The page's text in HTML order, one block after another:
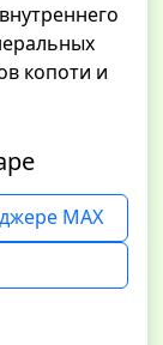
копоти и
MAX